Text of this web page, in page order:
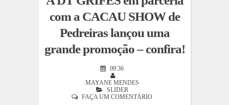
com a CACAU SHOW de
Pedreiras lançou uma
grande promoção – confira!
09:36
MAYANE MENDES
SLIDER
FAÇA UM COMENTÁRIO